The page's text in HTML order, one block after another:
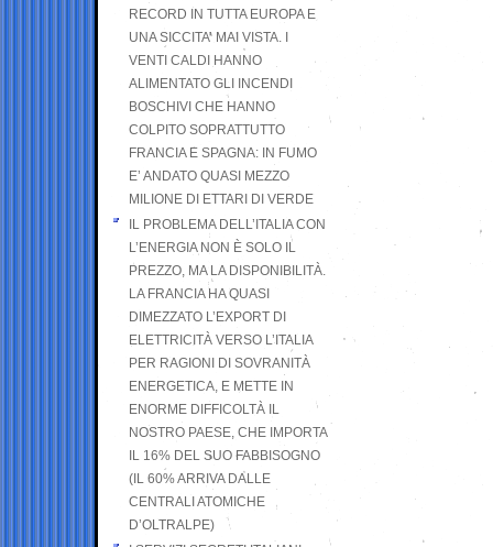
RECORD IN TUTTA EUROPA E
UNA SICCITA’ MAI VISTA. I
VENTI CALDI HANNO
ALIMENTATO GLI INCENDI
BOSCHIVI CHE HANNO
COLPITO SOPRATTUTTO
FRANCIA E SPAGNA: IN FUMO
E’ ANDATO QUASI MEZZO
MILIONE DI ETTARI DI VERDE
IL PROBLEMA DELL’ITALIA CON
L’ENERGIA NON È SOLO IL
PREZZO, MA LA DISPONIBILITÀ.
LA FRANCIA HA QUASI
DIMEZZATO L’EXPORT DI
ELETTRICITÀ VERSO L’ITALIA
PER RAGIONI DI SOVRANITÀ
ENERGETICA, E METTE IN
ENORME DIFFICOLTÀ IL
NOSTRO PAESE, CHE IMPORTA
IL 16% DEL SUO FABBISOGNO
(IL 60% ARRIVA DALLE
CENTRALI ATOMICHE
D’OLTRALPE)